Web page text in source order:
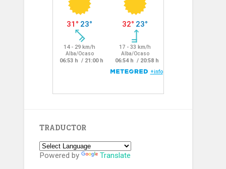
TRADUCTOR
Powered by Translate